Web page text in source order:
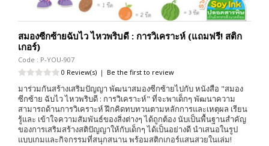
สมองซีกซ้ายฉับไว ไหวพริบดี : การวิเคราะห์ (แถมฟรี! สติก
เกอร์)
Code : P-YOU-907
0 Review(s) | Be the first to review
มาร่วมกันสร้างเสริมปัญญา พัฒนาสมองซีกซ้ายไปกับ หนังสือ "สมอง
ซีกซ้าย ฉับไว ไหวพริบดี : การวิเคราะห์" ที่จะพาเด็กๆ พัฒนาความ
สามารถด้านการวิเคราะห์ ฝึกคิดทบทวนตามหลักการและเหตุผล เรียน
รู้และ เข้าใจความสัมพันธ์ของสิ่งต่างๆ ได้ถูกต้อง นับเป็นพื้นฐานสำคัญ
ของการเสริมสร้างสติปัญญาให้กับเด็กๆ ได้เป็นอย่างดี นำเสนอในรูป
แบบเกมและกิจกรรมที่สนุกสนาน พร้อมสติกเกอร์แสนสวยในเล่ม!